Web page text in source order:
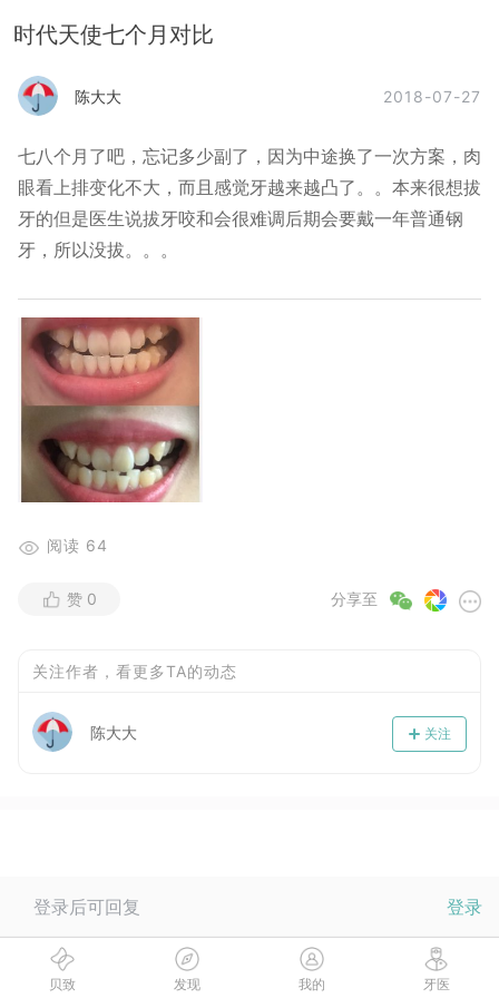
时代天使七个月对比
陈大大 2018-07-27
七八个月了吧，忘记多少副了，因为中途换了一次方案，肉
眼看上排变化不大，而且感觉牙越来越凸了。。本来很想拔
牙的但是医生说拔牙咬和会很难调后期会要戴一年普通钢
牙，所以没拔。。。
阅读 64
分享至
赞 0
关注作者，看更多TA的动态
关注
陈大大
登录后可回复 登录
贝致 发现 我的 牙医